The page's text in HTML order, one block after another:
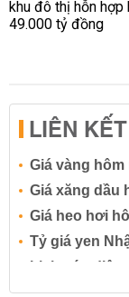
LIÊN
Giá vàng hôm
Giá xăng dầu
Giá heo hơi
Tỷ giá yen
Lịch cúp điện
Lãi suất tiết